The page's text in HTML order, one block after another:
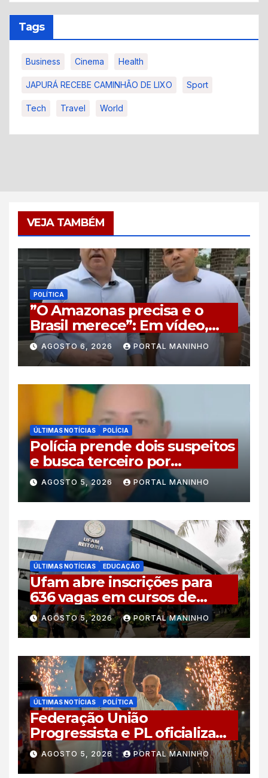
Tags
Business Cinema Health
JAPURÁ RECEBE CAMINHÃO DE LIXO Sport
Tech Travel World
VEJA TAMBÉM
POLÍTICA
”O Amazonas precisa e o
Brasil merece”: Em vídeo,
vice de Flávio Bolsonaro
declara apoio a Coronel
Rosses
AGOSTO 6, 2026 PORTAL MANINHO
ÚLTIMAS NOTÍCIAS POLÍCIA
Polícia prende dois suspeitos
e busca terceiro por
homicídio de guarda
municipal em Tabatinga
AGOSTO 5, 2026 PORTAL MANINHO
ÚLTIMAS NOTÍCIAS EDUCAÇÃO
Ufam abre inscrições para
636 vagas em cursos de
graduação no interior do
Amazonas
AGOSTO 5, 2026 PORTAL MANINHO
ÚLTIMAS NOTÍCIAS POLÍTICA
Federação União
Progressista e PL oficializam
candidaturas ao Governo do
Amazonas
AGOSTO 5, 2026 PORTAL MANINHO